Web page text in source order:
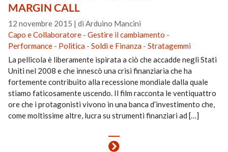
MARGIN CALL
12 novembre 2015 |di Arduino Mancini
Capo e Collaboratore -Gestire il cambiamento -
Performance - Politica -Soldi e Finanza -Stratagemmi
La pellicola è liberamente ispirata a ciò che accadde negli Stati
Uniti nel 2008 e che innescò una crisi finanziaria che ha
fortemente contribuito alla recessione mondiale dalla quale
stiamo faticosamente uscendo. Il film racconta le ventiquattro
ore che i protagonisti vivono in una banca d’investimento che,
come moltissime altre, lucra su strumenti finanziari ad […]